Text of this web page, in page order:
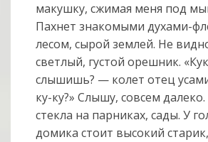
макушку, сжимая меня под
Пахнет знакомыми духами-
лесом, сырой землей. Не
светлый, густой орешник.
слышишь? — колет отец
ку-ку?» Слышу, совсем
стекла на парниках, сады. У
домика стоит высокий